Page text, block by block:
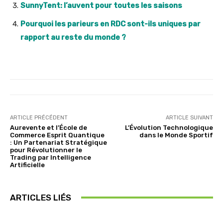
SunnyTent: l’auvent pour toutes les saisons
Pourquoi les parieurs en RDC sont-ils uniques par
rapport au reste du monde ?
ARTICLE PRÉCÉDENT
Aurevente et l’École de
Commerce Esprit Quantique
: Un Partenariat Stratégique
pour Révolutionner le
Trading par Intelligence
Artificielle
ARTICLE SUIVANT
L’Évolution Technologique
dans le Monde Sportif
ARTICLES LIÉS